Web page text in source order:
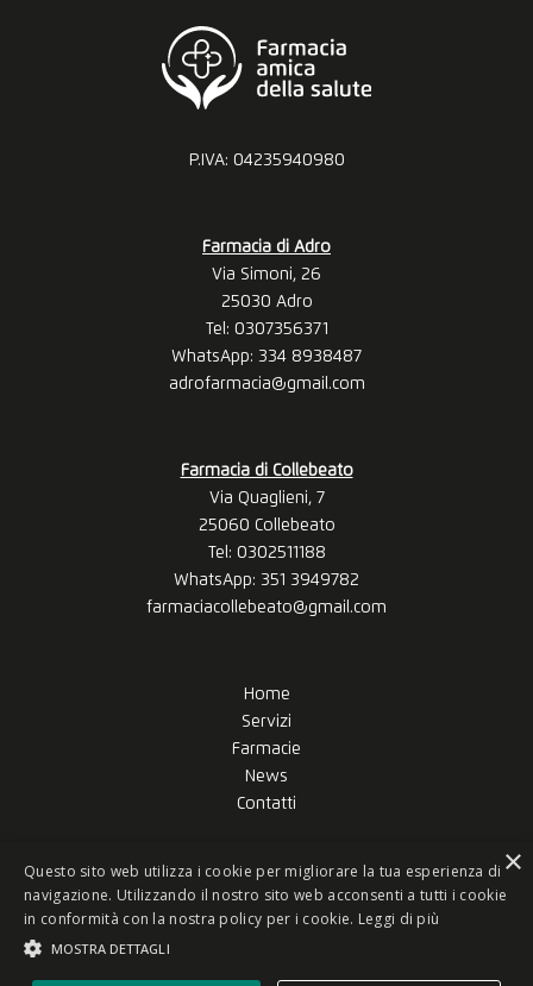
P.IVA: 04235940980
Farmacia di Adro
Via Simoni, 26
25030 Adro
Tel: 0307356371
WhatsApp: 334 8938487
adrofarmacia@gmail.com
Farmacia di Collebeato
Via Quaglieni, 7
25060 Collebeato
Tel: 0302511188
WhatsApp: 351 3949782
farmaciacollebeato@gmail.com
Home
Servizi
Farmacie
News
Contatti
© FARMACIA AMICA DELLA SALUTE SB SRL. All rights reserved.
Privacy Policy
Cookie Policy
×
Questo sito web utilizza i cookie per migliorare la tua esperienza di
navigazione. Utilizzando il nostro sito web acconsenti a tutti i cookie
in conformità con la nostra policy per i cookie. Leggi di più
MOSTRA DETTAGLI